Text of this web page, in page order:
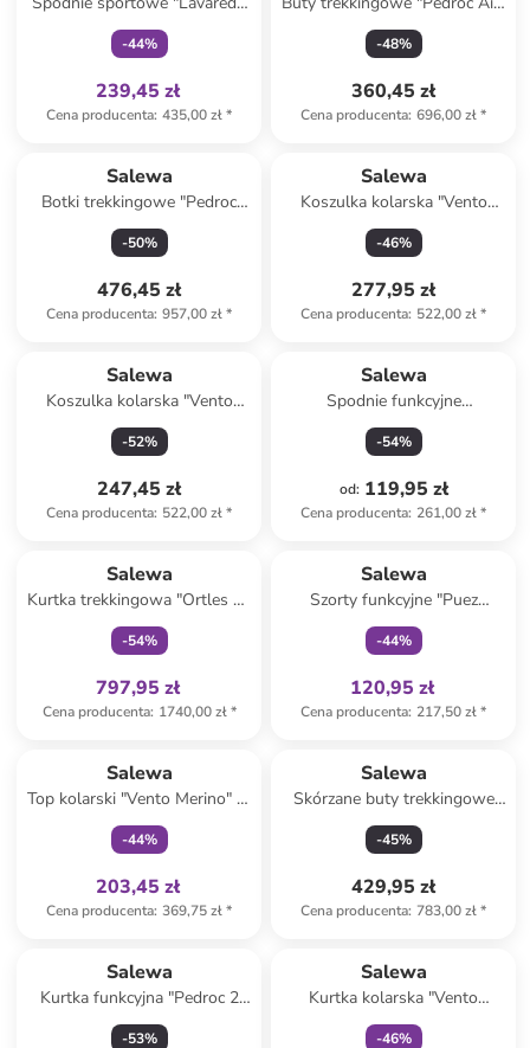
Hemp" w kolorze bordowo-
czarnym
-44%
239,45 zł
Cena producenta: 435,00 zł*
w kolorze czarnym
-48%
360,45 zł
Cena producenta: 696,00 zł*
Salewa
Botki trekkingowe "Pedroc
Pro Powertex Mid" w kolorze
czarnym
-50%
476,45 zł
Cena producenta: 957,00 zł*
Salewa
Koszulka kolarska "Vento
Merino" w kolorze khaki
-46%
277,95 zł
Cena producenta: 522,00 zł*
Salewa
Koszulka kolarska "Vento
Merino" w kolorze beżowo-
jasnobrązowym
-52%
247,45 zł
Cena producenta: 522,00 zł*
Salewa
Spodnie funkcyjne
"Rosengarten" w kolorze
pomarańczowym
-54%
od: 119,95 zł
Cena producenta: 261,00 zł*
Salewa
Kurtka trekkingowa "Ortles 3L
Powertex" w kolorze
niebieskim
-54%
797,95 zł
Cena producenta: 1740,00 zł*
Salewa
Szorty funkcyjne "Puez
Talveno 4" w kolorze
granatowym
-44%
120,95 zł
Cena producenta: 217,50 zł*
Salewa
Top kolarski "Vento Merino" w
kolorze szarobrązowym
-44%
203,45 zł
Cena producenta: 369,75 zł*
Salewa
Skórzane buty trekkingowe
"Wildfire Leather GTX" w
kolorze beżowym
-45%
429,95 zł
Cena producenta: 783,00 zł*
Salewa
Kurtka funkcyjna "Pedroc 2
Polarlite" w kolorze
-53%
Salewa
Kurtka kolarska "Vento
Merino" w kolorze beżowo-
-46%